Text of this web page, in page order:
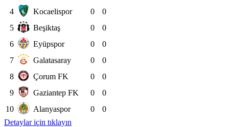
4
Kocaelispor 0
0
5
Beşiktaş 0
0
6
Eyüpspor 0
0
7
Galatasaray 0
0
8
Çorum FK 0
0
9
Gaziantep FK 0
0
10
Alanyaspor 0
0
Detaylar için tıklayın